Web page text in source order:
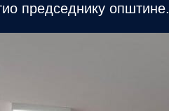
председнику општине.